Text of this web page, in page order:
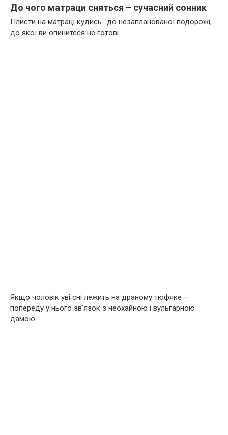
До чого матраци сняться – сучасний сонник
Плисти на матраці кудись- до незапланованої подорожі,
до якої ви опинитеся не готові.
Якщо чоловік уві сні лежить на драному тюфяке –
попереду у нього зв’язок з неохайною і вульгарною
дамою.